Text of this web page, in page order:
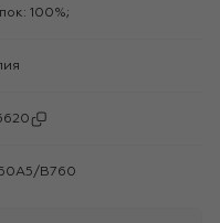
100%;
B760